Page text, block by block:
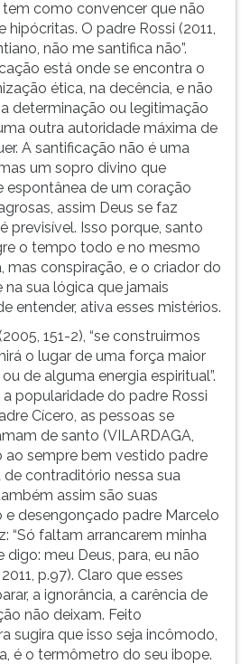
como convencer que não
hipócritas. O padre Rossi (2011,
não me santifica não”.
está onde se encontra o
ética, na decência, e não
determinação ou legitimação
outra autoridade máxima de
A santificação não é uma
um sopro divino que
espontânea de um coração
assim Deus se faz
previsível. Isso porque, santo
o tempo todo e no mesmo
mas conspiração, e o criador do
sua lógica que jamais
entender, ativa esses mistérios.
151-2), “se construirmos
o lugar de uma força maior
de alguma energia espiritual”.
popularidade do padre Rossi
Cícero, as pessoas se
de santo (VILARDAGA,
ao sempre bem vestido padre
de contraditório nessa sua
assim são suas
e desengonçado padre Marcelo
“Só faltam arrancarem minha
digo: meu Deus, para, eu não
p.97). Claro que esses
a ignorância, a carência de
não deixam. Feito
sugira que isso seja incômodo,
é o termômetro do seu ibope.